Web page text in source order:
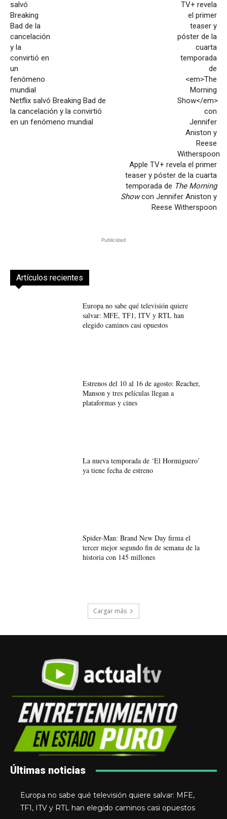
Netflix salvó Breaking Bad de
la cancelación y la convirtió
en un fenómeno mundial
Apple TV+ revela el primer
teaser y póster de la cuarta
temporada de The Morning
Showcon Jennifer Aniston y
Reese Witherspoon
Publicidad
Artículos recientes
Europa no sabe qué televisión quiere
salvar: MFE, TF1, ITV y RTL han
elegido caminos casi opuestos
Estrenos del 10 al 16 de agosto: Reacher,
Manson y tres películas llegan a
plataformas y cines
La nueva temporada de ‘El Hormiguero’
ya tiene fecha de estreno
Spider-Man: Brand New Day firma el
tercer mejor segundo fin de semana de la
historia con 145 millones
Cargar más
Últimas noticias
Europa no sabe qué televisión quiere salvar: MFE,
TF1, ITV y RTL han elegido caminos casi opuestos